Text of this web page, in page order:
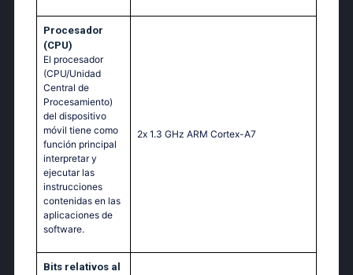
Procesador
(CPU)
El procesador
(CPU/Unidad
Central de
Procesamiento)
del dispositivo
móvil tiene como
función principal
interpretar y
ejecutar las
instrucciones
contenidas en las
aplicaciones de
software.
2х 1.3 GНz АRМ Соrtех-А7
Bits relativos al